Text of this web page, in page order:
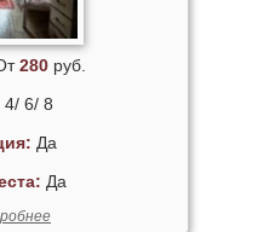
280руб.
4/ 6/ 8
Да
Да